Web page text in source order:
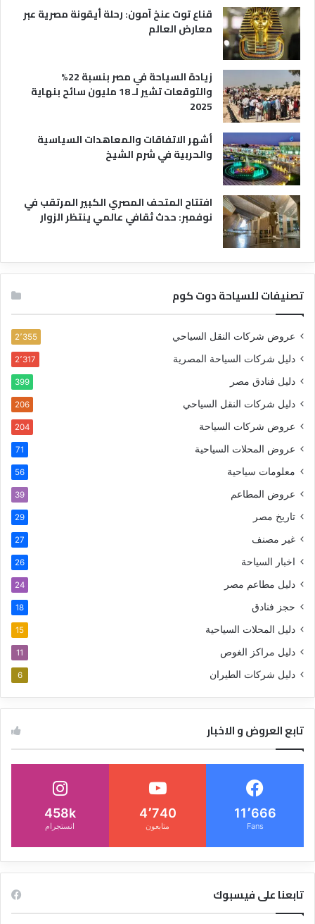
قناع توت عنخ آمون: رحلة أيقونة مصرية عبر
معارض العالم
زيادة السياحة في مصر بنسبة 22%
والتوقعات تشير لـ 18 مليون سائح بنهاية
2025
أشهر الاتفاقات والمعاهدات السياسية
والحربية في شرم الشيخ
افتتاح المتحف المصري الكبير المرتقب في
نوفمبر: حدث ثقافي عالمي ينتظر الزوار
تصنيفات للسياحة دوت كوم
عروض شركات النقل السياحي 2٬355
دليل شركات السياحة المصرية 2٬317
دليل فنادق مصر 399
دليل شركات النقل السياحي 206
عروض شركات السياحة 204
عروض المحلات السياحية 71
معلومات سياحية 56
عروض المطاعم 39
تاريخ مصر 29
غير مصنف 27
اخبار السياحة 26
دليل مطاعم مصر 24
حجز فنادق 18
دليل المحلات السياحية 15
دليل مراكز الغوص 11
دليل شركات الطيران 6
تابع العروض و الاخبار
11٬666
Fans
4٬740
متابعون
458k
انستجرام
تابعنا على فيسبوك